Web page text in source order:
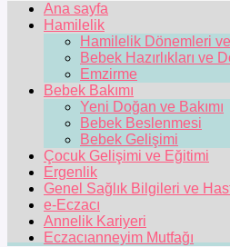
Ana sayfa
Hamilelik
Hamilelik Dönemleri
Bebek Hazırlıkları ve
Emzirme
Bebek Bakımı
Yeni Doğan ve Bakımı
Bebek Beslenmesi
Bebek Gelişimi
Çocuk Gelişimi ve Eğitimi
Ergenlik
Genel Sağlık Bilgileri ve
e-Eczacı
Annelik Kariyeri
Eczacıanneyim Mutfağı